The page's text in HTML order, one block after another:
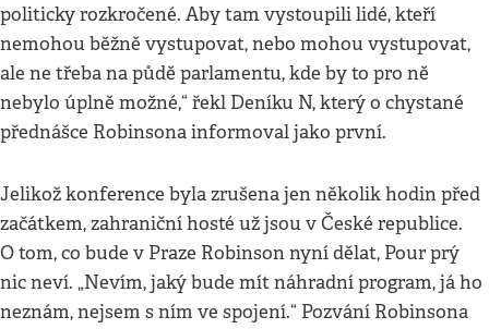
politicky rozkročené. Aby tam vystoupili lidé, kteří
nemohou běžně vystupovat, nebo mohou vystupovat,
ale ne třeba na půdě parlamentu, kde by to pro ně
nebylo úplně možné,“ řekl Deníku N, který o chystané
přednášce Robinsona informoval jako první.
Jelikož konference byla zrušena jen několik hodin před
začátkem, zahraniční hosté už jsou v České republice.
O tom, co bude v Praze Robinson nyní dělat, Pour prý
nic neví. „Nevím, jaký bude mít náhradní program, já ho
neznám, nejsem s ním ve spojení.“ Pozvání Robinsona